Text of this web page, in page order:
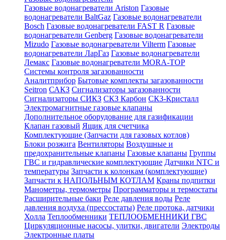
Газовые водонагреватели Ariston Газовые
водонагреватели BaltGaz Газовые водонагреватели
Bosch Газовые водонагреватели FAST R Газовые
водонагреватели Genberg Газовые водонагреватели
Mizudo Газовые водонагреватели Vilterm Газовые
водонагреватели ЛарГаз Газовые водонагреватели
Лемакс Газовые водонагреватели MORA-TOP
Системы контроля загазованности
Аналитприбор Бытовые комплекты загазованности
Seitron САКЗ Сигнализаторы загазованности
Сигнализаторы СИКЗ СКЗ Карбон СКЗ-Кристалл
Электромагнитные газовые клапаны
Дополнительное оборудование для газификации
Клапан газовый Ящик для счетчика
Комплектующие (Запчасти для газовых котлов)
Блоки розжига Вентиляторы Воздушные и
предохранительные клапаны Газовые клапаны Группы
ГВС и гидравлические комплектующие Датчики NTC и
температуры Запчасти к колонкам (комплектующие)
Запчасти к НАПОЛЬНЫМ КОТЛАМ Краны подпитки
Манометры, термометры Программаторы и термостаты
Расширительные баки Реле давления воды Реле
давления воздуха (прессостаты) Реле протока, датчики
Холла Теплообменники ТЕПЛООБМЕННИКИ ГВС
Циркуляционные насосы, улитки, двигатели Электроды
Электронные платы